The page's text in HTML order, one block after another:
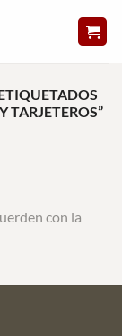
TARJETEROS”
con la